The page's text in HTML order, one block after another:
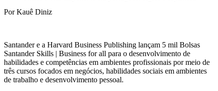
Por Kauê Diniz
Santander e a Harvard Business Publishing lançam 5 mil Bolsas
Santander Skills | Business for all para o desenvolvimento de
habilidades e competências em ambientes profissionais por meio de
três cursos focados em negócios, habilidades sociais em ambientes
de trabalho e desenvolvimento pessoal.